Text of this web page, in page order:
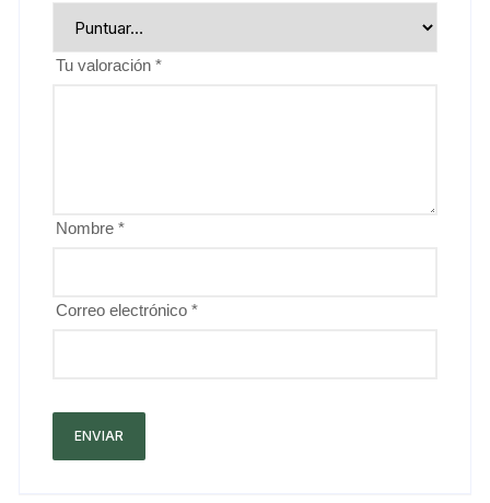
Tu valoración*
Nombre*
Correo electrónico*